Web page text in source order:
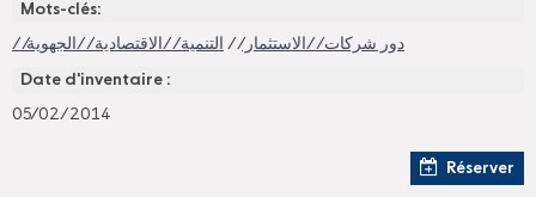
Mots-clés:
//دور شركات //الاستثمار// التنمية //الاقتصادية //الجهوية
Date d'inventaire :
05/02/2014
Réserver